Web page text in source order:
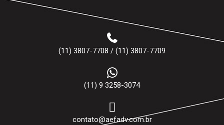
(11) 3807-7708 / (11) 3807-7709
(11) 9 3258-3074
contato@aefadv.com.br